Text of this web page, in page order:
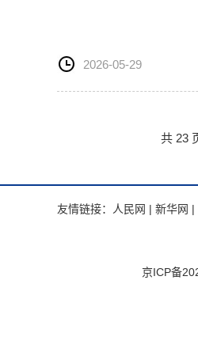
2026-05-29
共 23
友情链接： 人民网 | 新华网 |
京ICP备